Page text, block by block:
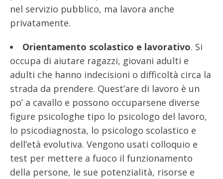
nel servizio pubblico, ma lavora anche
privatamente.
Orientamento scolastico e lavorativo. Si
occupa di aiutare ragazzi, giovani adulti e
adulti che hanno indecisioni o difficoltà circa la
strada da prendere. Quest’are di lavoro è un
po’ a cavallo e possono occuparsene diverse
figure psicologhe tipo lo psicologo del lavoro,
lo psicodiagnosta, lo psicologo scolastico e
dell’età evolutiva. Vengono usati colloquio e
test per mettere a fuoco il funzionamento
della persone, le sue potenzialità, risorse e